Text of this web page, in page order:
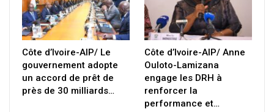
Côte d’Ivoire-AIP/ Le
gouvernement adopte
un accord de prêt de
près de 30 milliards…
Côte d’Ivoire-AIP/ Anne
Ouloto-Lamizana
engage les DRH à
renforcer la
performance et…